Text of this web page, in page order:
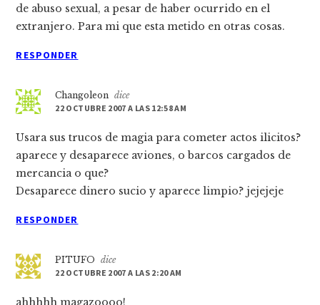
de abuso sexual, a pesar de haber ocurrido en el
extranjero. Para mi que esta metido en otras cosas.
RESPONDER
Changoleon dice
22 OCTUBRE 2007 A LAS 12:58 AM
Usara sus trucos de magia para cometer actos ilicitos?
aparece y desaparece aviones, o barcos cargados de
mercancia o que?
Desaparece dinero sucio y aparece limpio? jejejeje
RESPONDER
PITUFO
dice
22 OCTUBRE 2007 A LAS 2:20 AM
ahhhhh magazoooo!